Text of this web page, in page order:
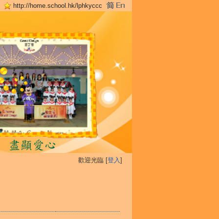
http://home.school.hk/lphkyccc
歡迎光臨 [登入]